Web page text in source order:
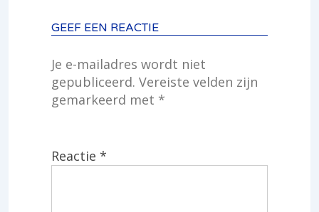
GEEF EEN REACTIE
Je e-mailadres wordt niet
gepubliceerd. Vereiste velden zijn
gemarkeerd met *
Reactie *